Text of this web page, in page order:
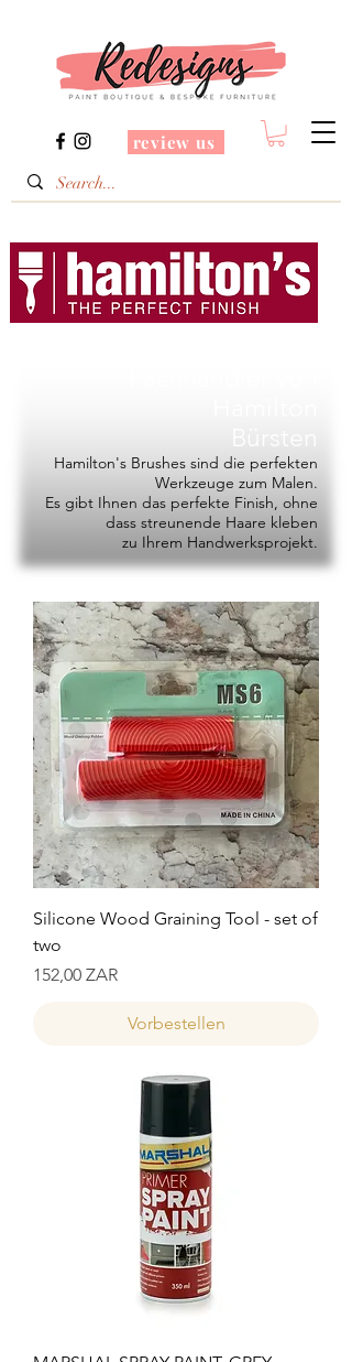
review us
Hamilton's Brushes sind die perfekten
Werkzeuge zum Malen.
Es gibt Ihnen das perfekte Finish, ohne
dass streunende Haare kleben
zu Ihrem Handwerksprojekt.
Silicone Wood Graining Tool - set of
two
Preis
152,00 ZAR
Vorbestellen